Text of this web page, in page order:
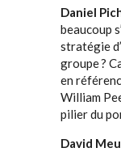
Daniel
beaucoup
stratégie
groupe ?
en
William
pilier du
David